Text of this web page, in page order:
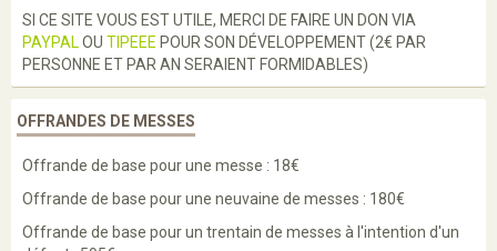
Enseignements
Prières
Bénédictions
SI CE SITE VOUS EST UTILE, MERCI DE FAIRE UN DON VIA
PAYPAL OU TIPEEE POUR SON DÉVELOPPEMENT (2€ PAR
PERSONNE ET PAR AN SERAIENT FORMIDABLES)
OFFRANDES DE MESSES
Offrande de base pour une messe : 18€
Offrande de base pour une neuvaine de messes : 180€
Offrande de base pour un trentain de messes à l'intention d'un